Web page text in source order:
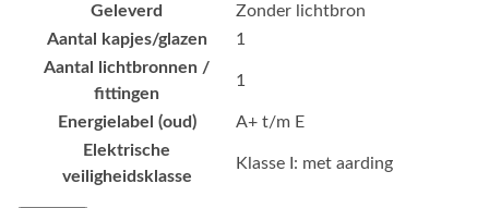
Geleverd
Zonder lichtbron
Aantal kapjes/glazen
1
Aantal lichtbronnen /
fittingen
1
Energielabel (oud)
A+ t/m E
Elektrische
veiligheidsklasse
Klasse I: met aarding